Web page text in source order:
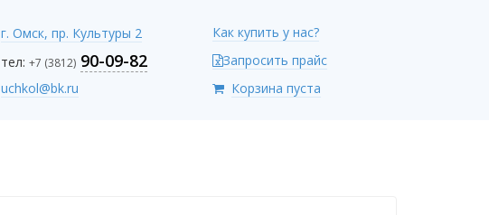
г. Омск, пр. Культуры 2
тел: +7 (3812) 90-09-82
uchkol@bk.ru
Как купить у нас?
Запросить прайс
Корзина пуста